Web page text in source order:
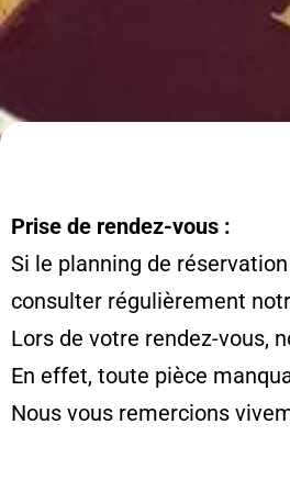
Prise de rendez-vous :
Si le planning de
consulter régulièrement
Lors de votre rendez-vous,
En effet, toute pièce
Nous vous remercions